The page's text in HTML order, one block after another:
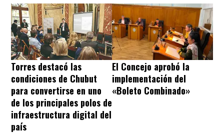
Torres destacó las
condiciones de Chubut
para convertirse en uno
de los principales polos de
infraestructura digital del
país
El Concejo aprobó la
implementación del
«Boleto Combinado»